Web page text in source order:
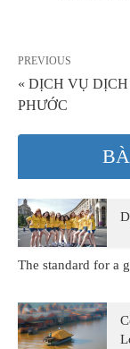
PREVIOUS
« DỊCH VỤ
PHƯỚC
The standard for a